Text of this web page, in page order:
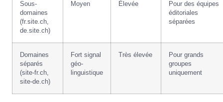
Sous-
domaines
(fr.site.ch,
de.site.ch)
Moyen Élevée
Pour des équipes
éditoriales
séparées
Domaines
séparés
(site-fr.ch,
site-de.ch)
Fort signal
géo-
linguistique
Très élevée
Pour grands
groupes
uniquement